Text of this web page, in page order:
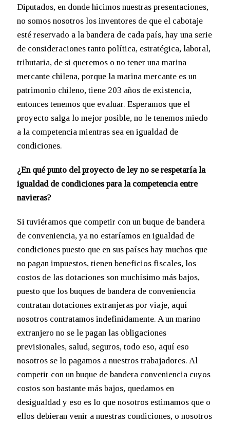
Diputados, en donde hicimos nuestras presentaciones,
no somos nosotros los inventores de que el cabotaje
esté reservado a la bandera de cada país, hay una serie
de consideraciones tanto política, estratégica, laboral,
tributaria, de si queremos o no tener una marina
mercante chilena, porque la marina mercante es un
patrimonio chileno, tiene 203 años de existencia,
entonces tenemos que evaluar. Esperamos que el
proyecto salga lo mejor posible, no le tenemos miedo
a la competencia mientras sea en igualdad de
condiciones.
¿En qué punto del proyecto de ley no se respetaría la
igualdad de condiciones para la competencia entre
navieras?
Si tuviéramos que competir con un buque de bandera
de conveniencia, ya no estaríamos en igualdad de
condiciones puesto que en sus países hay muchos que
no pagan impuestos, tienen beneficios fiscales, los
costos de las dotaciones son muchísimo más bajos,
puesto que los buques de bandera de conveniencia
contratan dotaciones extranjeras por viaje, aquí
nosotros contratamos indefinidamente. A un marino
extranjero no se le pagan las obligaciones
previsionales, salud, seguros, todo eso, aquí eso
nosotros se lo pagamos a nuestros trabajadores. Al
competir con un buque de bandera conveniencia cuyos
costos son bastante más bajos, quedamos en
desigualdad y eso es lo que nosotros estimamos que o
ellos debieran venir a nuestras condiciones, o nosotros